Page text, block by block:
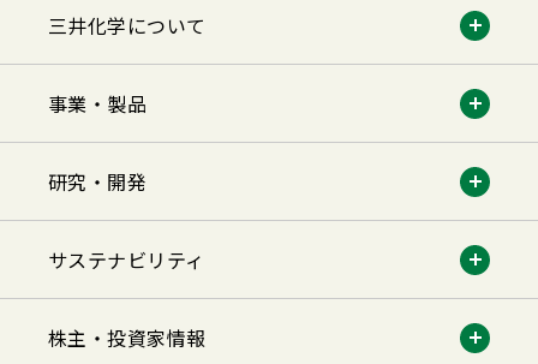
三井化学について
事業・製品
研究・開発
サステナビリティ
株主・投資家情報